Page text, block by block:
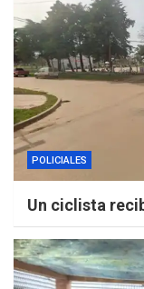
POLICIALES
Un ciclista